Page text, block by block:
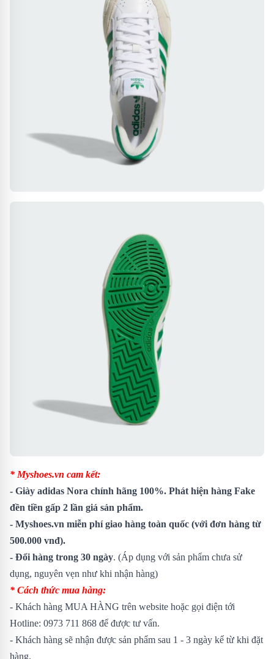
* Myshoes.vn cam kết:
- Giày adidas Nora chính hãng 100%. Phát hiện hàng Fake
đền tiền gấp 2 lần giá sản phẩm.
- Myshoes.vn miễn phí giao hàng toàn quốc (với đơn hàng từ
500.000 vnđ).
- Đổi hàng trong 30 ngày. (Áp dụng với sản phẩm chưa sử
dụng, nguyên vẹn như khi nhận hàng)
* Cách thức mua hàng:
- Khách hàng MUA HÀNG trên website hoặc gọi điện tới
Hotline: 0973 711 868 để được tư vấn.
- Khách hàng sẽ nhận được sản phẩm sau 1 - 3 ngày kể từ khi đặt
hàng.